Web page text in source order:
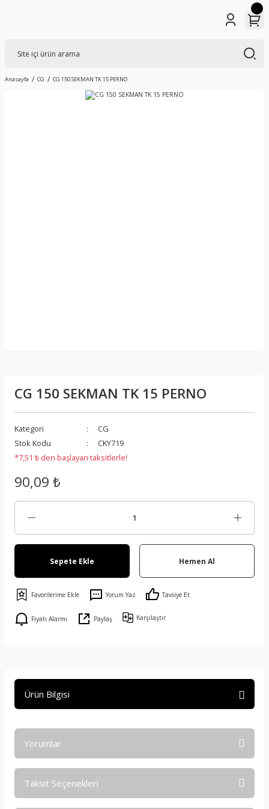
Anasayfa CG CG 150 SEKMAN TK 15 PERNO
CG 150 SEKMAN TK 15 PERNO
Kategori
CG
Stok Kodu
CKY719
*7,51 ₺ den başlayan taksitlerle!
90,09 ₺
Sepete Ekle Hemen Al
Yorum Yaz Tavsiye Et
Fiyatı Alarmı Paylaş Karşılaştır
Ürün Bilgisi
Yorumlar
Taksit Seçenekleri